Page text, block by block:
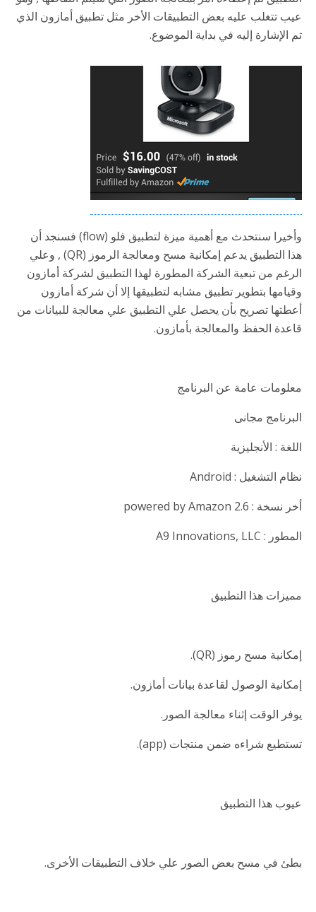
عيب تتغلب عليه بعض التطبيقات الأخر مثل تطبيق أمازون الذي
تم الإشارة إليه في بداية الموضوع.
وأخيرا سنتحدث مع أهمية ميزة لتطبيق فلو (flow) فسنجد أن
هذا التطبيق يدعم إمكانية مسح ومعالجة الرموز (QR) , وعلي
الرغم من تبعية الشركة المطورة لهذا التطبيق لشركة أمازون
وقيامها بتطوير تطبيق مشابه لتطبيقها إلا أن شركة أمازون
أعطتها تصريح بأن يحصل علي التطبيق علي معالجة للبيانات من
قاعدة الحفظ والمعالجة بأمازون.
معلومات عامة عن البرنامج
البرنامج مجانى
اللغة : الأنجليزية
نظام التشغيل : Android
أخر نسخة : powered by Amazon 2.6
المطور : A9 Innovations, LLC
مميزات هذا التطبيق
إمكانية مسح رموز (QR).
إمكانية الوصول لقاعدة بيانات أمازون.
يوفر الوقت إثناء معالجة الصور.
تستطيع شراءه ضمن منتجات (app).
عيوب هذا التطبيق
بطئ في مسح بعض الصور علي خلاف التطبيقات الأخرى.